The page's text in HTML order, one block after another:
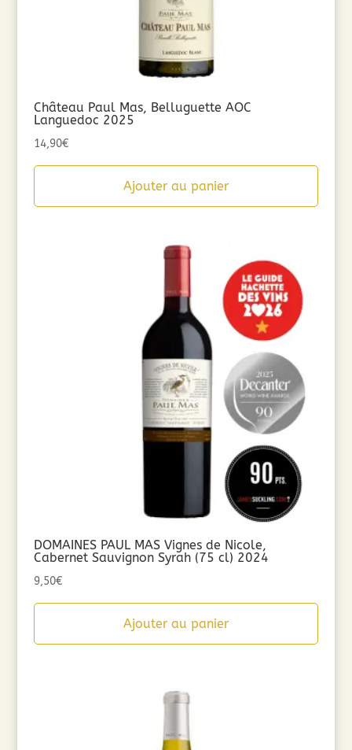
Château Paul Mas, Belluguette AOC
Languedoc 2025
14,90€
Ajouter au panier
DOMAINES PAUL MAS Vignes de Nicole,
Cabernet Sauvignon Syrah (75 cl) 2024
9,50€
Ajouter au panier